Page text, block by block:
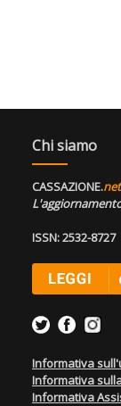
Chi siamo
CASSAZIONE.net
ISSN: 2532-8727
Informativa
Informativa
Informativa